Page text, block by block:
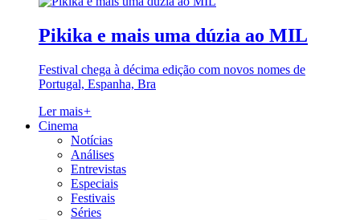
Pikika e mais uma dúzia ao MIL
Festival chega à décima edição com novos nomes de
Portugal, Espanha, Bra
Ler mais+
Cinema
Notícias
Análises
Entrevistas
Especiais
Festivais
Séries